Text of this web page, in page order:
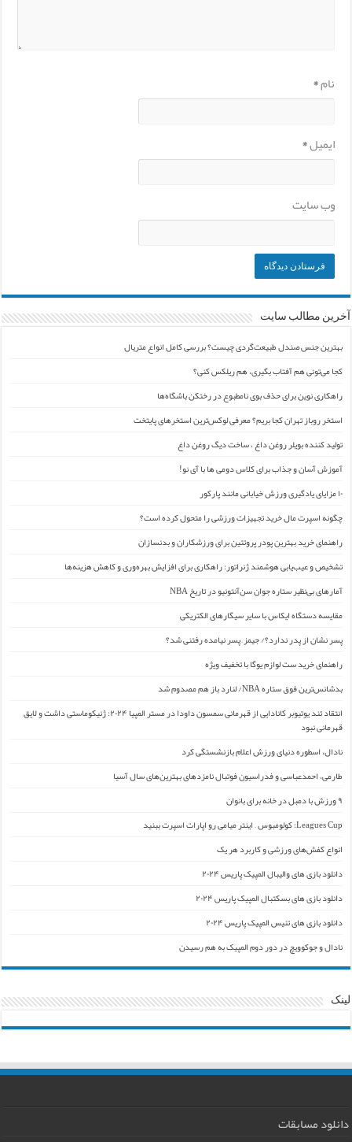
نام*
ایمیل*
وب‌ سایت
آخرین مطالب سایت
بهترین جنس صندل طبیعت‌گردی چیست؟ بررسی کامل انواع متریال
کجا می‌تونی هم آفتاب بگیری، هم ریلکس کنی؟
راهکاری نوین برای حذف بوی نامطبوع در رختکن باشگاه‌ها
استخر روباز تهران کجا بریم؟ معرفی لوکس‌ترین استخرهای پایتخت
تولید کننده بویلر روغن داغ ، ساخت دیگ روغن داغ
آموزش آسان و جذاب برای کلاس دومی ها با آی نو!
۱۰ مزایای یادگیری ورزش خیابانی مانند پارکور
چگونه اسپرت مال خرید تجهیزات ورزشی را متحول کرده است؟
راهنمای خرید بهترین پودر پروتئین برای ورزشکاران و بدنسازان
تشخیص و عیب‌یابی هوشمند ژنراتور: راهکاری برای افزایش بهره‌وری و کاهش هزینه‌ها
آمارهای بی‌نظیر ستاره جوان سن‌آنتونیو در تاریخ NBA
مقایسه دستگاه ایکاس با سایر سیگارهای الکتریکی
پسر نشان از پدر ندارد؟/ جیمز ِ پسر نیامده رفتنی شد؟
راهنمای خرید ست لوازم یوگا با تخفیف ویژه
بدشانس‌ترین فوق ستاره NBA/ لنارد باز هم مصدوم شد
انتقاد تند یوتیوبر کانادایی از قهرمانی سمسون داودا در مستر المپیا ۲۰۲۴: ژنیکوماستی داشت و لایق
قهرمانی نبود
نادال، اسطوره دنیای ورزش اعلام بازنشستگی کرد
طارمی، احمدعباسی و فدراسیون فوتبال نامزدهای بهترین‌های سال آسیا
۹ ورزش با دمبل در خانه برای بانوان
Leagues Cup: کولومبوس – اینتر میامی رو اپارات اسپرت ببنید
انواع کفش‌های ورزشی و کاربرد هر یک
دانلود بازی های والیبال المپیک پاریس ۲۰۲۴
دانلود بازی های بسکتبال المپیک پاریس ۲۰۲۴
دانلود بازی های تنیس المپیک پاریس ۲۰۲۴
نادال و جوکوویچ در دور دوم المپیک به هم رسیدن
لینک
دانلود مسابقات